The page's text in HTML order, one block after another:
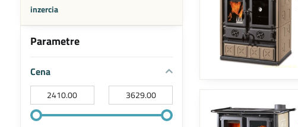
Parametre
Cena
inzercia